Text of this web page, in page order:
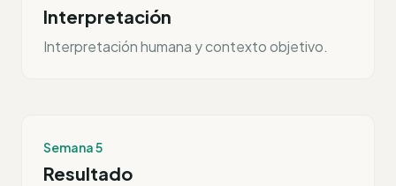
Interpretación
Interpretación humana y contexto objetivo.
Semana 5
Resultado